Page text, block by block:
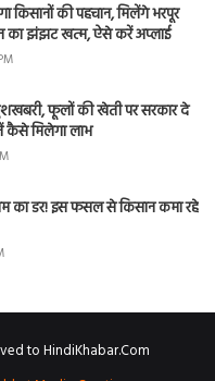
किसानों की पहचान, मिलेंगे भरपूर
का झंझट खत्म, ऐसे करें अप्लाई
फूलों की खेती पर सरकार दे
कैसे मिलेगा लाभ
का डर! इस फसल से किसान कमा रहे
to HindiKhabar.Com